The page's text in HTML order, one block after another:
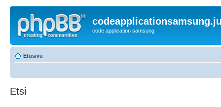
code application samsung
Etusivu
Etsi